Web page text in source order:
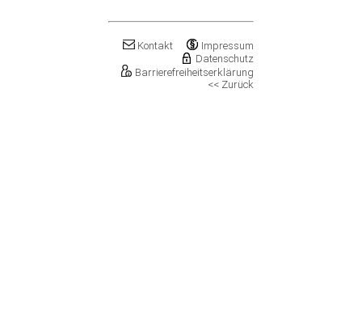
Klötze, Stadt
Könnern, Stadt
Impressum
Kontakt
Datenschutz
Barrierefreiheitserklärung
<< Zurück